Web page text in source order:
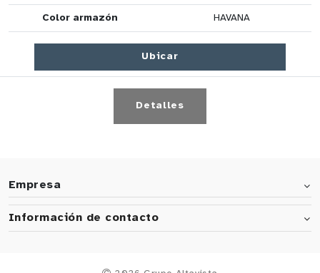
Color armazón HAVANA
Ubicar
Detalles
Empresa
Información de contacto